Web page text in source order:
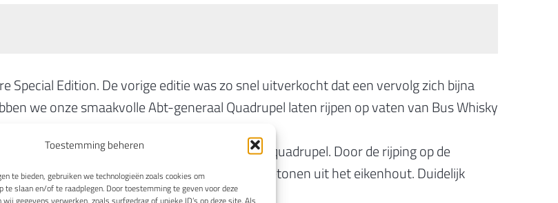
Toestemming beheren
te bieden, gebruiken we technologieën zoals cookies om
te slaan en/of te raadplegen. Door toestemming te geven voor deze
gegevens verwerken, zoals surfgedrag of unieke ID’s op deze site. Als
Special Edition. De vorige editie was zo snel uitverkocht dat een vervolg zich bijna
we onze smaakvolle Abt-generaal Quadrupel laten rijpen op vaten van Bus Whisky
en kenmerkende gebrande tonen van onze quadrupel. Door de rijping op de
ronde smaak. En dan zijn er ook nog de vanilletonen uit het eikenhout. Duidelijk